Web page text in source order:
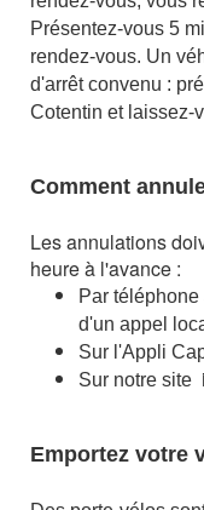
Présentez-vous 5
rendez-vous. Un
d'arrêt convenu :
Cotentin et laissez-
Comment
Les annulations
heure à l'avance :
Par
d'un appel
Sur l'Appli
Sur notre site
Emportez votre